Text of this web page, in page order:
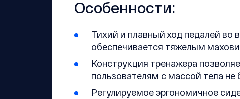
Особенности:
Тихий и плавный ход педалей во
обеспечивается тяжелым
Конструкция тренажера
пользователям с массой тела не
Регулируемое эргономичное